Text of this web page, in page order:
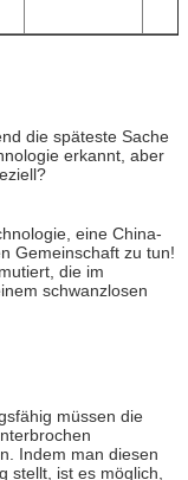
die späteste Sache
erkannt, aber
eine China-
Gemeinschaft zu tun!
die im
schwanzlosen
müssen die
Indem man diesen
stellt, ist es möglich,